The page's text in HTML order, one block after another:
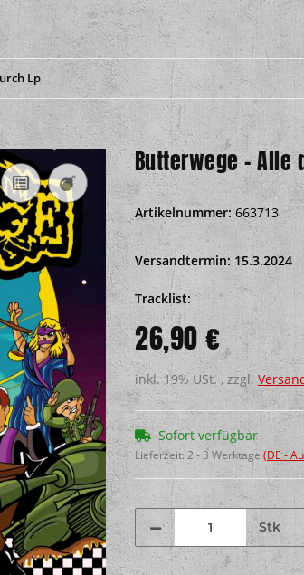
Lp
Butterwege - Alle
Artikelnummer: 663713
Versandtermin: 15.3.2024
Tracklist:
26,90 €
inkl. 19% USt. , zzgl.
Sofort verfügbar
Lieferzeit: 2 - 3 Werktage (DE -
Stk